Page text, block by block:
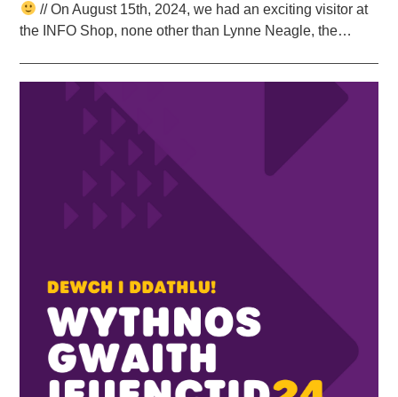
// On August 15th, 2024, we had an exciting visitor at
the INFO Shop, none other than Lynne Neagle, the…